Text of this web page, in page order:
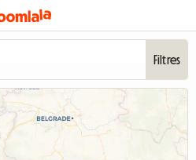
Filtres